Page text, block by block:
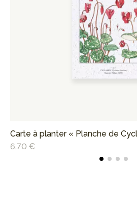
Carte à planter « Planche de
6,70 €